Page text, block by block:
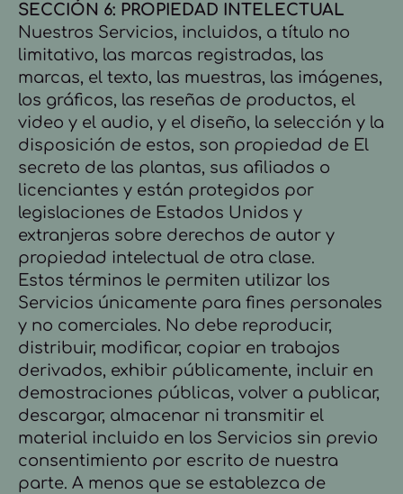
SECCIÓN 6: PROPIEDAD INTELECTUAL
Nuestros Servicios, incluidos, a título no
limitativo, las marcas registradas, las
marcas, el texto, las muestras, las imágenes,
los gráficos, las reseñas de productos, el
video y el audio, y el diseño, la selección y la
disposición de estos, son propiedad de El
secreto de las plantas, sus afiliados o
licenciantes y están protegidos por
legislaciones de Estados Unidos y
extranjeras sobre derechos de autor y
propiedad intelectual de otra clase.
Estos términos le permiten utilizar los
Servicios únicamente para fines personales
y no comerciales. No debe reproducir,
distribuir, modificar, copiar en trabajos
derivados, exhibir públicamente, incluir en
demostraciones públicas, volver a publicar,
descargar, almacenar ni transmitir el
material incluido en los Servicios sin previo
consentimiento por escrito de nuestra
parte. A menos que se establezca de